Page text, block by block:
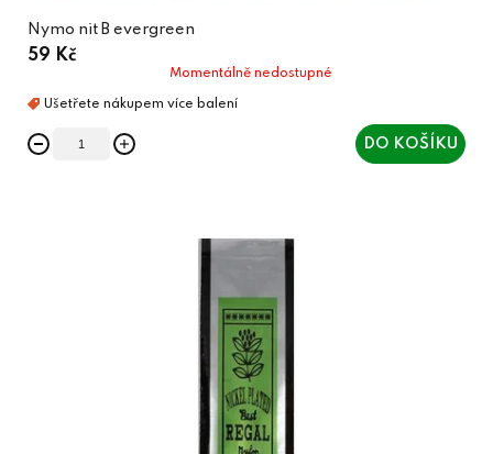
Nymo nit B evergreen
59 Kč
Momentálně nedostupné
DO KOŠÍKU